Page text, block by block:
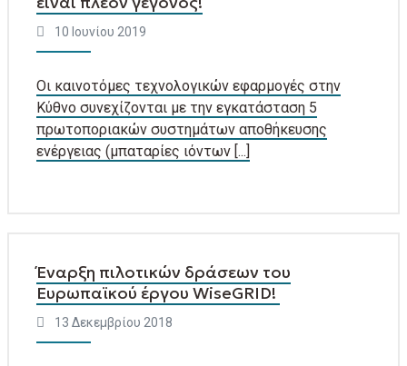
10 Ιουνίου 2019
Οι καινοτόμες τεχνολογικών εφαρμογές στην
Κύθνο συνεχίζονται με την εγκατάσταση 5
πρωτοποριακών συστημάτων αποθήκευσης
ενέργειας (μπαταρίες ιόντων [...]
Έναρξη πιλοτικών δράσεων του
Ευρωπαϊκού έργου WiseGRID!
13 Δεκεμβρίου 2018